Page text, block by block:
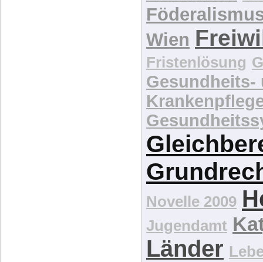
Wien
Fristenlösung
Gesundheits-
Novelle 2009
Jugendamt
Länder